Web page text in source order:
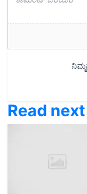
Read next